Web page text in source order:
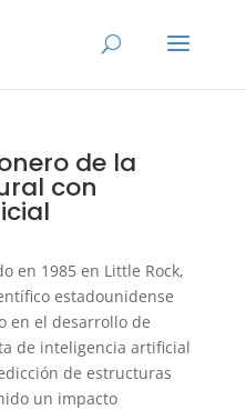
de la
con
en 1985 en Little Rock,
estadounidense
en el desarrollo de
de inteligencia artificial
de estructuras
un impacto